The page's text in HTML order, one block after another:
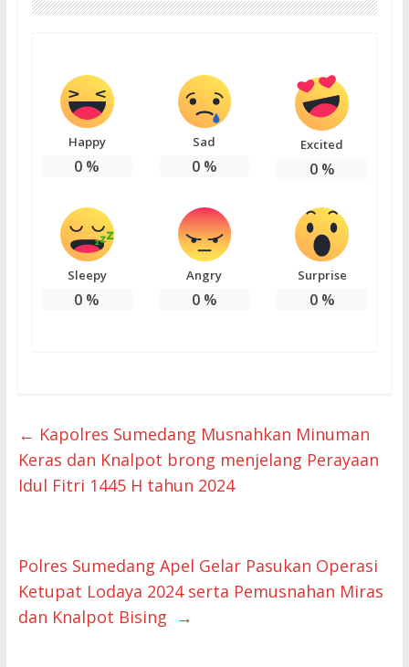
Happy
0 %
Sad
0%
Excited
0%
Sleepy
0 %
Angry
0%
Surprise
0%
← Kapolres Sumedang Musnahkan Minuman
Keras dan Knalpot brong menjelang Perayaan
Idul Fitri 1445 H tahun 2024
Polres Sumedang Apel Gelar Pasukan Operasi
Ketupat Lodaya 2024 serta Pemusnahan Miras
dan Knalpot Bising →